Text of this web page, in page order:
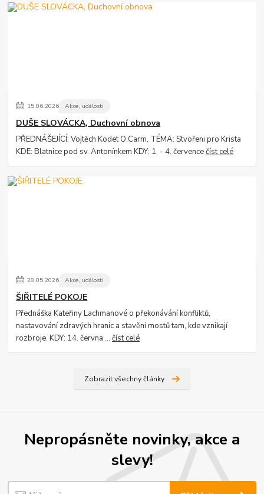
15.06.2026 Akce, události
DUŠE SLOVÁCKA, Duchovní obnova
PŘEDNÁŠEJÍCÍ: Vojtěch Kodet O.Carm. TÉMA: Stvořeni pro Krista
KDE: Blatnice pod sv. Antonínkem KDY: 1. - 4. červencečíst celé
28.05.2026 Akce, události
ŠIŘITELÉ POKOJE
Přednáška Kateřiny Lachmanové o překonávání konfliktů,
nastavování zdravých hranic a stavění mostů tam, kde vznikají
rozbroje. KDY: 14. června ...číst celé
Zobrazit všechny články
Nepropásněte novinky, akce a
slevy!